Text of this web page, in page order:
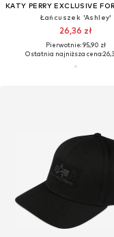
Łańcuszek 'Ashley'
26,36 zł
Pierwotnie: 95,90 zł
Ostatnia najniższa cena: